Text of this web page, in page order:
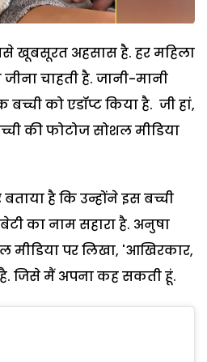
खूबसूरत अहसास है. हर महिला
चाहती है. जानी-मानी
को एडॉप्ट किया है. जी हां,
की फोटोज सोशल मीडिया
है कि उन्होंने इस बच्ची
का नाम सहारा है. अनुषा
मीडिया पर लिखा, 'आखिरकार,
जिसे मैं अपना कह सकती हूं.